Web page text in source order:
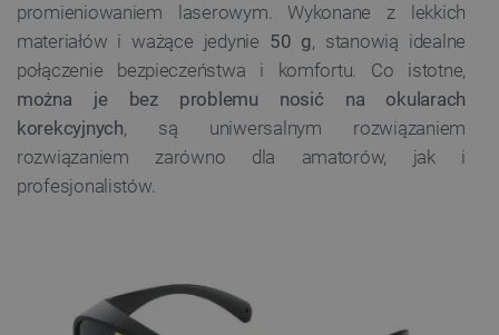
promieniowaniem laserowym. Wykonane z lekkich
materiałów i ważące jedynie 50 g, stanowią idealne
połączenie bezpieczeństwa i komfortu. Co istotne,
można je bez problemu nosić na okularach
korekcyjnych, są uniwersalnym rozwiązaniem
rozwiązaniem zarówno dla amatorów, jak i
profesjonalistów.